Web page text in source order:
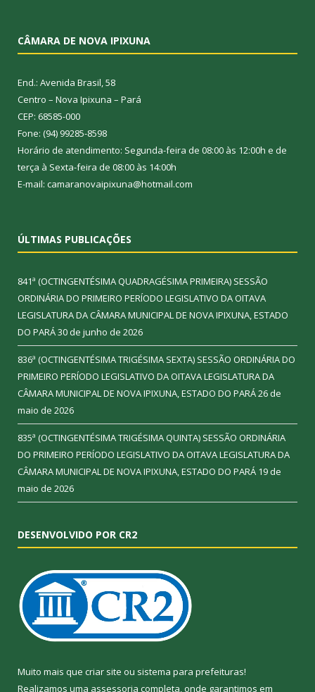
CÂMARA DE NOVA IPIXUNA
End.: Avenida Brasil, 58
Centro – Nova Ipixuna – Pará
CEP: 68585-000
Fone: (94) 99285-8598
Horário de atendimento: Segunda-feira de 08:00 às 12:00h e de
terça à Sexta-feira de 08:00 às 14:00h
E-mail: camaranovaipixuna@hotmail.com
ÚLTIMAS PUBLICAÇÕES
841ª (OCTINGENTÉSIMA QUADRAGÉSIMA PRIMEIRA) SESSÃO
ORDINÁRIA DO PRIMEIRO PERÍODO LEGISLATIVO DA OITAVA
LEGISLATURA DA CÂMARA MUNICIPAL DE NOVA IPIXUNA, ESTADO
DO PARÁ30 de junho de 2026
836ª (OCTINGENTÉSIMA TRIGÉSIMA SEXTA) SESSÃO ORDINÁRIA DO
PRIMEIRO PERÍODO LEGISLATIVO DA OITAVA LEGISLATURA DA
CÂMARA MUNICIPAL DE NOVA IPIXUNA, ESTADO DO PARÁ26 de
maio de 2026
835ª (OCTINGENTÉSIMA TRIGÉSIMA QUINTA) SESSÃO ORDINÁRIA
DO PRIMEIRO PERÍODO LEGISLATIVO DA OITAVA LEGISLATURA DA
CÂMARA MUNICIPAL DE NOVA IPIXUNA, ESTADO DO PARÁ 19 de
maio de 2026
DESENVOLVIDO POR CR2
Muito mais que criar site ou sistema para prefeituras!
Realizamos uma assessoria completa, onde garantimos em